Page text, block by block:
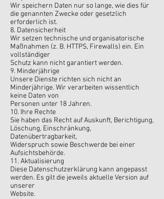
Wir speichern Daten nur so lange, wie dies für
die genannten Zwecke oder gesetzlich
erforderlich ist.
8. Datensicherheit
Wir setzen technische und organisatorische
Maßnahmen (z. B. HTTPS, Firewalls) ein. Ein
vollständiger
Schutz kann nicht garantiert werden.
9. Minderjährige
Unsere Dienste richten sich nicht an
Minderjährige. Wir verarbeiten wissentlich
keine Daten von
Personen unter 18 Jahren.
10. Ihre Rechte
Sie haben das Recht auf Auskunft, Berichtigung,
Löschung, Einschränkung,
Datenübertragbarkeit,
Widerspruch sowie Beschwerde bei einer
Aufsichtsbehörde.
11. Aktualisierung
Diese Datenschutzerklärung kann angepasst
werden. Es gilt die jeweils aktuelle Version auf
unserer
Website.